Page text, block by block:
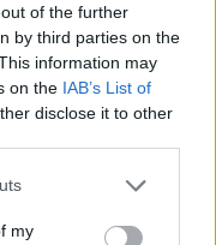
of the further
by third parties on the
information may
on the IAB’s List of
disclose it to other
one or more Google
You may click to
my
νομοσχέδιοθα
δεσμεύσεις
της
όλα τα